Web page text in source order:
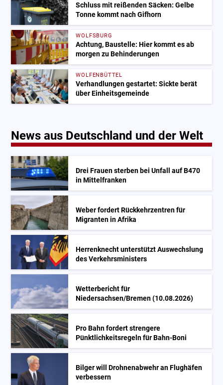
Schluss mit reißenden Säcken: Gelbe
Tonne kommt nach Gifhorn
WOLFSBURG
Achtung, Baustelle: Hier kommt es ab
morgen zu Behinderungen
WOLFENBÜTTEL
Verhandlungen gestartet: Sickte berät
über Einheitsgemeinde
News aus Deutschland und der Welt
Drei Frauen sterben bei Unfall auf B470
in Mittelfranken
Weber fordert Rückkehrzentren für
Migranten in Afrika
Herrenknecht unterstützt Auswechslung
des Verkehrsministers
Wetterbericht für
Niedersachsen/Bremen (10.08.2026)
Pro Bahn fordert strengere
Pünktlichkeitsregeln für Bahn-Boni
Bilger will Drohnenabwehr an Flughäfen
verbessern